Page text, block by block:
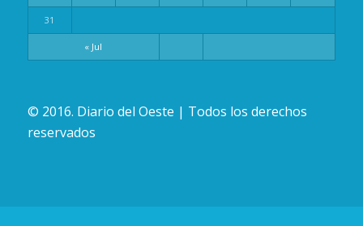
« Jul
31
© 2016. Diario del Oeste | Todos los derechos
reservados